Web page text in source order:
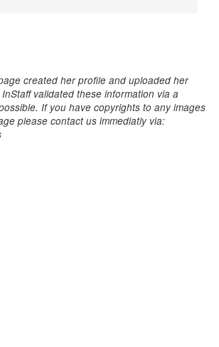
created her profile and uploaded her
validated these information via a
If you have copyrights to any images
please contact us immediatly via: